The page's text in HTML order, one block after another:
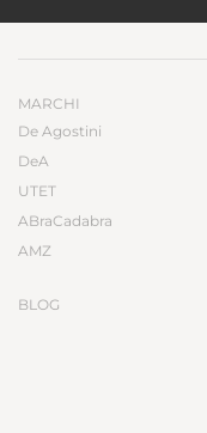
MARCHI
De Agostini
DeA
UTET
ABraCadabra
AMZ
BLOG